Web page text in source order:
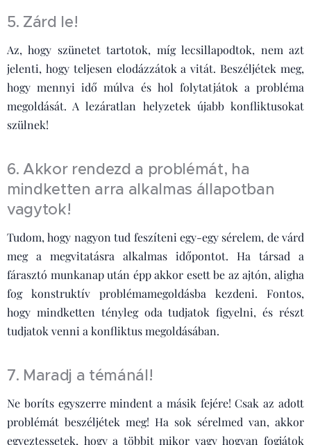
5. Zárd le!
Az, hogy szünetet tartotok, míg lecsillapodtok, nem azt
jelenti, hogy teljesen elodázzátok a vitát. Beszéljétek meg,
hogy mennyi idő múlva és hol folytatjátok a probléma
megoldását. A lezáratlan helyzetek újabb konfliktusokat
szülnek!
6. Akkor rendezd a problémát, ha
mindketten arra alkalmas állapotban
vagytok!
Tudom, hogy nagyon tud feszíteni egy-egy sérelem, de várd
meg a megvitatásra alkalmas időpontot. Ha társad a
fárasztó munkanap után épp akkor esett be az ajtón, aligha
fog konstruktív problémamegoldásba kezdeni. Fontos,
hogy mindketten tényleg oda tudjatok figyelni, és részt
tudjatok venni a konfliktus megoldásában.
7. Maradj a témánál!
Ne boríts egyszerre mindent a másik fejére! Csak az adott
problémát beszéljétek meg! Ha sok sérelmed van, akkor
egyeztessetek, hogy a többit mikor vagy hogyan fogjátok